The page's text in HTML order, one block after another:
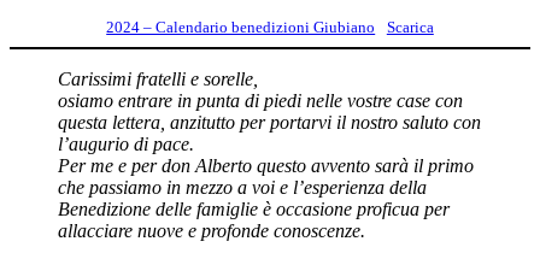
2024 – Calendario benedizioni Giubiano Scarica
Carissimi fratelli e sorelle,
osiamo entrare in punta di piedi nelle vostre case con
questa lettera, anzitutto per portarvi il nostro saluto con
l’augurio di pace.
Per me e per don Alberto questo avvento sarà il primo
che passiamo in mezzo a voi e l’esperienza della
Benedizione delle famiglie è occasione proficua per
allacciare nuove e profonde conoscenze.